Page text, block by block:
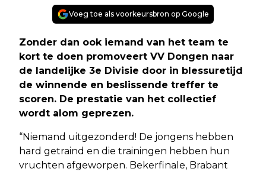
Voeg toe als voorkeursbron op Google
Zonder dan ook iemand van het team te
kort te doen promoveert VV Dongen naar
de landelijke 3e Divisie door in blessuretijd
de winnende en beslissende treffer te
scoren. De prestatie van het collectief
wordt alom geprezen.
“Niemand uitgezonderd! De jongens hebben
hard getraind en die trainingen hebben hun
vruchten afgeworpen. Bekerfinale, Brabant